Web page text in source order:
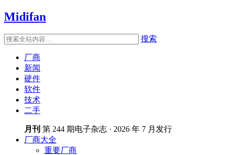
Midifan
搜索
厂商
新闻
硬件
软件
技术
二手
月刊 第 244 期电子杂志 · 2026 年 7 月发行
厂商大全
重要厂商